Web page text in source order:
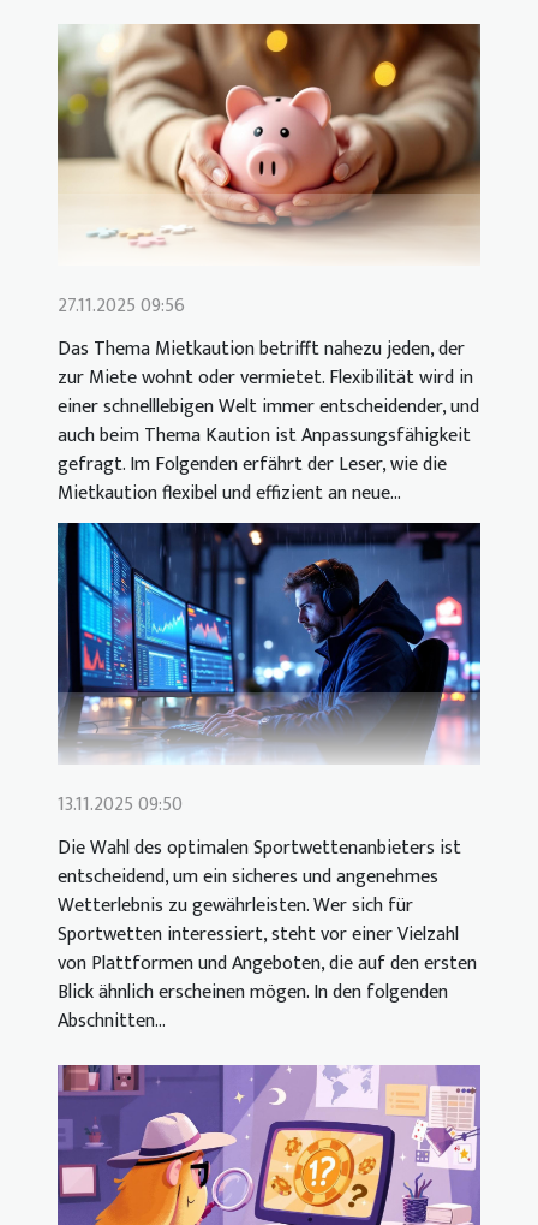
27.11.2025 09:56
Das Thema Mietkaution betrifft nahezu jeden, der
zur Miete wohnt oder vermietet. Flexibilität wird in
einer schnelllebigen Welt immer entscheidender, und
auch beim Thema Kaution ist Anpassungsfähigkeit
gefragt. Im Folgenden erfährt der Leser, wie die
Mietkaution flexibel und effizient an neue...
13.11.2025 09:50
Die Wahl des optimalen Sportwettenanbieters ist
entscheidend, um ein sicheres und angenehmes
Wetterlebnis zu gewährleisten. Wer sich für
Sportwetten interessiert, steht vor einer Vielzahl
von Plattformen und Angeboten, die auf den ersten
Blick ähnlich erscheinen mögen. In den folgenden
Abschnitten...